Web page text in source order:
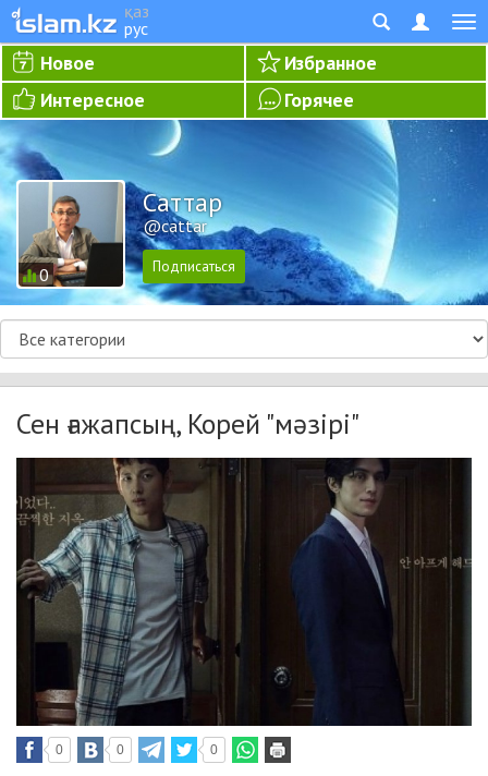
қаз
рус
Новое
Избранное
Интересное
Горячее
0
Cаттар
@cattar
Сен ғажапсың, Корей "мәзірі"
0 0 0